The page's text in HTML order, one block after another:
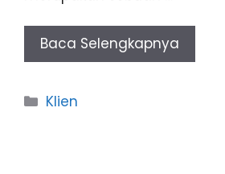
Baca Selengkapnya
Categories
Klien